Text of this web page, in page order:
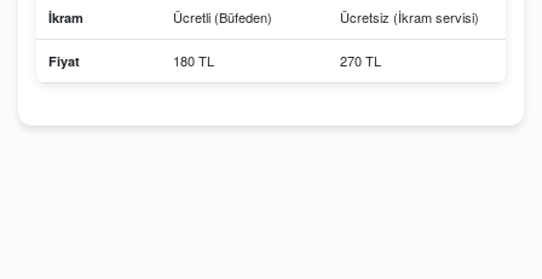
İkram Ücretli (Büfeden) Ücretsiz (İkram servisi)
Fiyat 180 TL 270 TL